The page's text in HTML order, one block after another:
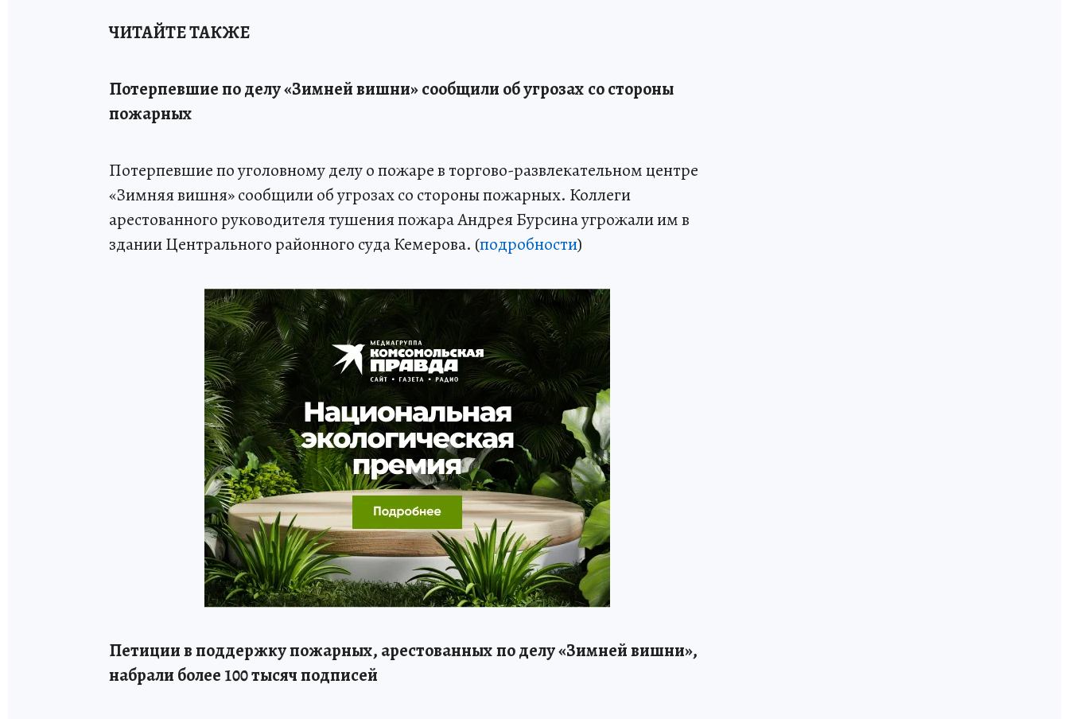
ЧИТАЙТЕ ТАКЖЕ
Потерпевшие по делу «Зимней вишни» сообщили об угрозах со стороны
пожарных
Потерпевшие по уголовному делу о пожаре в торгово-развлекательном центре
«Зимняя вишня» сообщили об угрозах со стороны пожарных. Коллеги
арестованного руководителя тушения пожара Андрея Бурсина угрожали им в
здании Центрального районного суда Кемерова. (подробности)
Петиции в поддержку пожарных, арестованных по делу «Зимней вишни»,
набрали более 100 тысяч подписей